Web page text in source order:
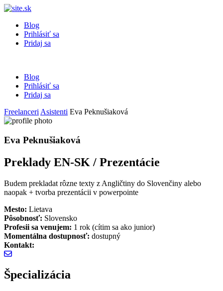
Blog
Prihlásiť sa
Pridaj sa
Blog
Prihlásiť sa
Pridaj sa
Freelanceri Asistenti Eva Peknušiaková
Eva Peknušiaková
Preklady EN-SK / Prezentácie
Budem prekladat rôzne texty z Angličtiny do Slovenčiny alebo
naopak + tvorba prezentácii v powerpointe
Mesto: Lietava
Pôsobnosť: Slovensko
Profesii sa venujem: 1 rok (cítim sa ako junior)
Momentálna dostupnosť: dostupný
Kontakt:
Špecializácia